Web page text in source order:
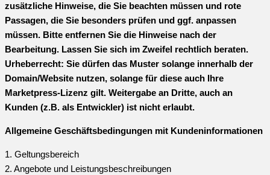
zusätzliche Hinweise, die Sie beachten müssen und rote
Passagen, die Sie besonders prüfen und ggf. anpassen
müssen. Bitte entfernen Sie die Hinweise nach der
Bearbeitung. Lassen Sie sich im Zweifel rechtlich beraten.
Urheberrecht: Sie dürfen das Muster solange innerhalb der
Domain/Website nutzen, solange für diese auch Ihre
Marketpress-Lizenz gilt. Weitergabe an Dritte, auch an
Kunden (z.B. als Entwickler) ist nicht erlaubt.
Allgemeine Geschäftsbedingungen mit Kundeninformationen
1. Geltungsbereich
2. Angebote und Leistungsbeschreibungen